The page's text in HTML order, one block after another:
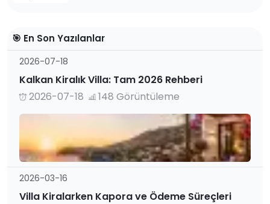
🎯 En Son Yazılanlar
2026-07-18
Kalkan Kiralık Villa: Tam 2026 Rehberi
2026-07-18
148 Görüntüleme
2026-03-16
Villa Kiralarken Kapora ve Ödeme Süreçleri